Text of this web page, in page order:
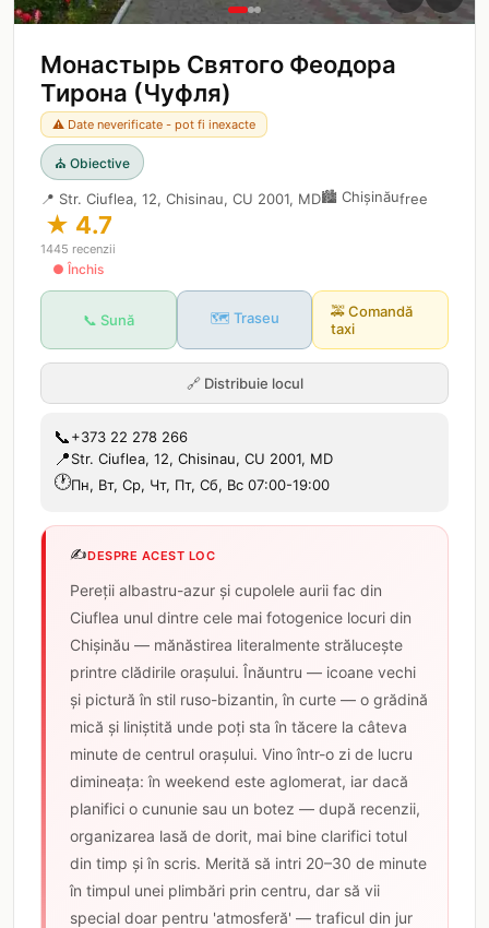
Монастырь Святого Феодора
Тирона (Чуфля)
⚠️ Date neverificate - pot fi inexacte
⛪ Obiective
📍 Str. Ciuflea, 12, Chisinau, CU 2001, MD🏙️ Chișinăufree
★ 4.7
1445 recenzii
● Închis
📞 Sună 🗺️ Traseu 🚕Comandă
taxi
🔗 Distribuie locul
📞+373 22 278 266
📍Str. Ciuflea, 12, Chisinau, CU 2001, MD
🕐Пн, Вт, Ср, Чт, Пт, Сб, Вс 07:00-19:00
✍️DESPRE ACEST LOC
Pereții albastru-azur și cupolele aurii fac din
Ciuflea unul dintre cele mai fotogenice locuri din
Chișinău — mănăstirea literalmente strălucește
printre clădirile orașului. Înăuntru — icoane vechi
și pictură în stil ruso-bizantin, în curte — o grădină
mică și liniștită unde poți sta în tăcere la câteva
minute de centrul orașului. Vino într-o zi de lucru
dimineața: în weekend este aglomerat, iar dacă
planifici o cununie sau un botez — după recenzii,
organizarea lasă de dorit, mai bine clarifici totul
din timp și în scris. Merită să intri 20–30 de minute
în timpul unei plimbări prin centru, dar să vii
special doar pentru 'atmosferă' — traficul din jur